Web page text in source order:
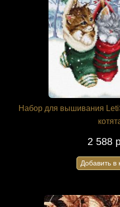
Набор для вышивания
2 588
Добавить в